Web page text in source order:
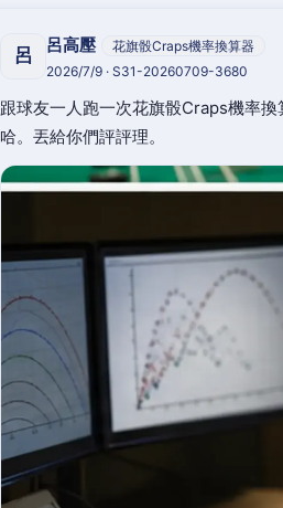
呂 呂高壓
花旗骰Craps機率換算器
2026/7/9 · S31-20260709-3680
跟球友一人跑一次花旗骰Craps機率
哈。丟給你們評評理。